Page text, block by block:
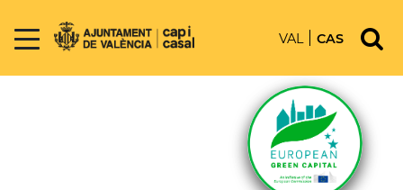
VAL CAS